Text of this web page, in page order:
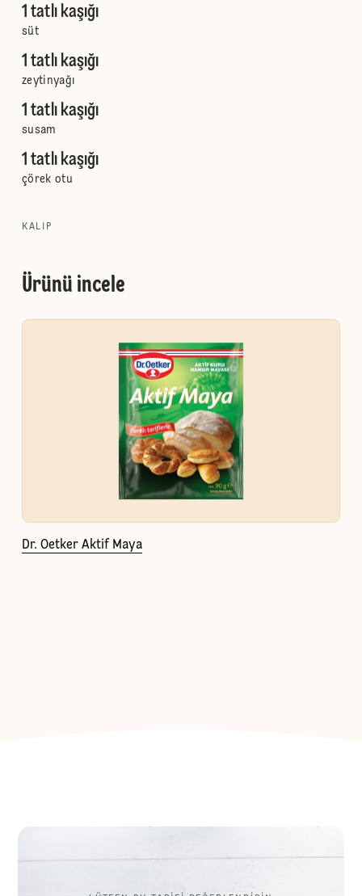
1 tatlı kaşığı
süt
1 tatlı kaşığı
zeytinyağı
1 tatlı kaşığı
susam
1 tatlı kaşığı
çörek otu
KALIP
Ürünü incele
Dr. Oetker Aktif Maya